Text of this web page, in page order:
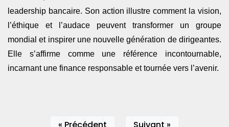
leadership bancaire. Son action illustre comment la vision,
l’éthique et l’audace peuvent transformer un groupe
mondial et inspirer une nouvelle génération de dirigeantes.
Elle s’affirme comme une référence incontournable,
incarnant une finance responsable et tournée vers l’avenir.